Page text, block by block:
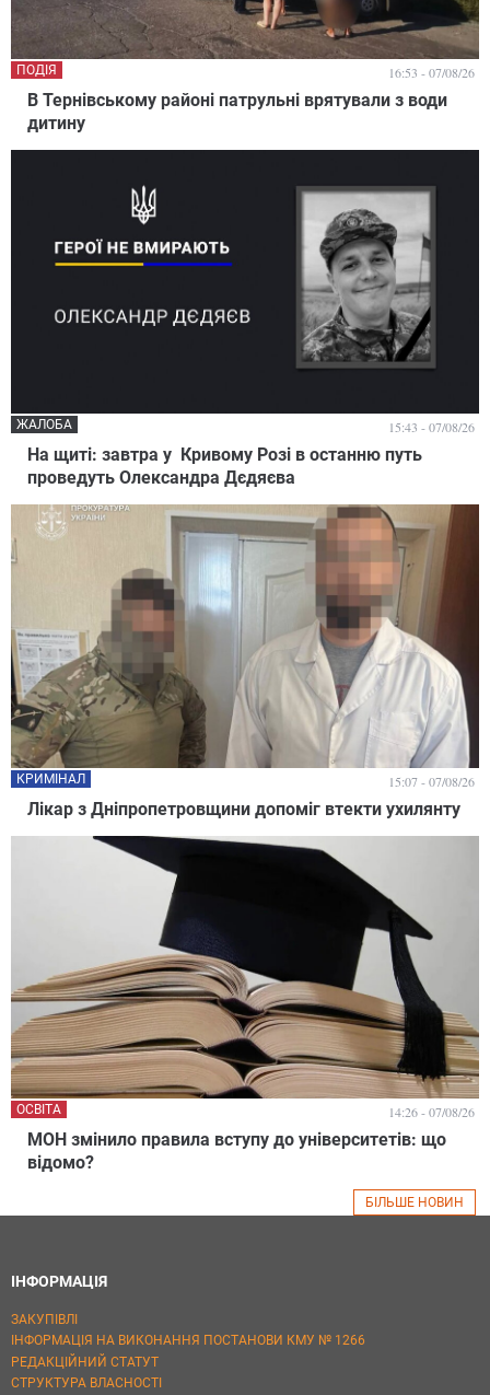
В Тернівському районі патрульні врятували з води
дитину
ПОДІЯ 16:53 - 07/08/26
На щиті: завтра у Кривому Розі в останню путь
проведуть Олександра Дєдяєва
ЖАЛОБА 15:43 - 07/08/26
Лікар з Дніпропетровщини допоміг втекти ухилянту
КРИМІНАЛ 15:07 - 07/08/26
МОН змінило правила вступу до університетів: що
відомо?
ОСВІТА 14:26 - 07/08/26
БІЛЬШЕ НОВИН
ІНФОРМАЦІЯ
ЗАКУПІВЛІ
ІНФОРМАЦІЯ НА ВИКОНАННЯ ПОСТАНОВИ КМУ № 1266
РЕДАКЦІЙНИЙ СТАТУТ
СТРУКТУРА ВЛАСНОСТІ